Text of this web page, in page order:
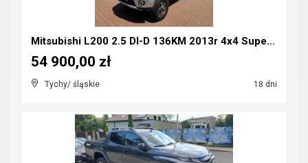
Mitsubishi L200 2.5 DI-D 136KM 2013r 4x4 Super Sel...
Tychy/ śląskie 18 dni
54 900,00 zł